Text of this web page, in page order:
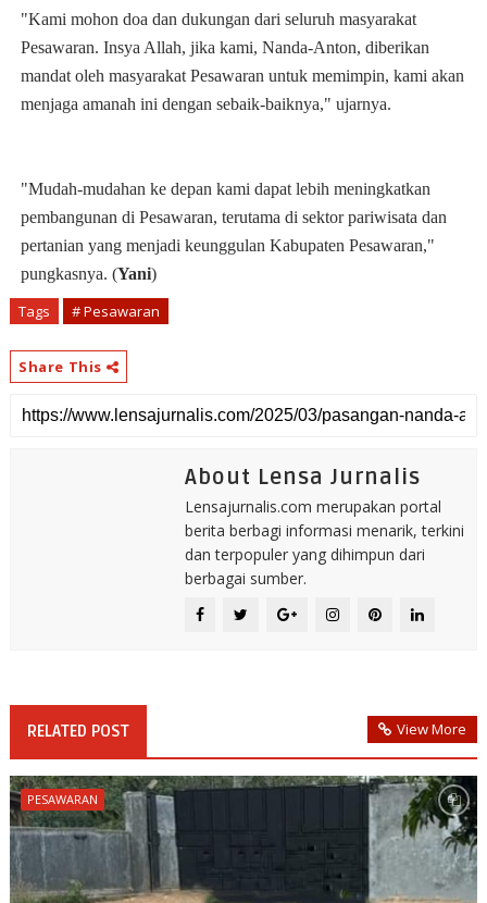
"Kami mohon doa dan dukungan dari seluruh masyarakat
Pesawaran. Insya Allah, jika kami, Nanda-Anton, diberikan
mandat oleh masyarakat Pesawaran untuk memimpin, kami akan
menjaga amanah ini dengan sebaik-baiknya," ujarnya.
"Mudah-mudahan ke depan kami dapat lebih meningkatkan
pembangunan di Pesawaran, terutama di sektor pariwisata dan
pertanian yang menjadi keunggulan Kabupaten Pesawaran,"
pungkasnya. (Yani)
Tags # Pesawaran
Share This
About Lensa Jurnalis
Lensajurnalis.com merupakan portal
berita berbagi informasi menarik, terkini
dan terpopuler yang dihimpun dari
berbagai sumber.
RELATED POST View More
PESAWARAN